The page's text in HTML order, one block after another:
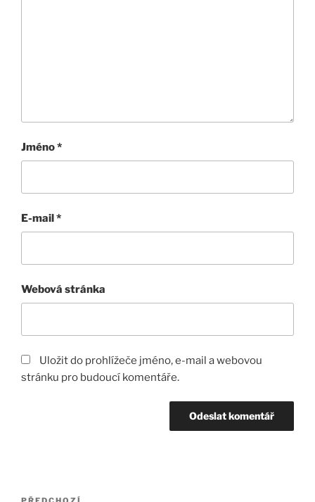
Jméno*
E-mail*
Webová stránka
Uložit do prohlížeče jméno, e-mail a webovou
stránku pro budoucí komentáře.
Navigace